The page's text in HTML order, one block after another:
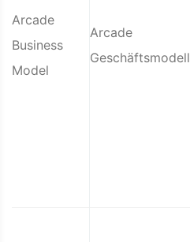
Arcade
Business
Model
Arcade
Geschäftsmodell